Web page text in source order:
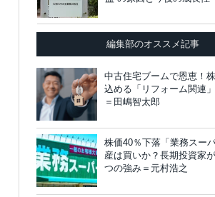
編集部のオススメ記事
中古住宅ブームで恩恵！
込める「リフォーム関連
＝田嶋智太郎
株価40％下落「業務スー
産は買いか？長期投資家
つの強み＝元村浩之